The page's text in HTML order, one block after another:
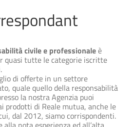
civile e professionaleè
quasi tutte le categorie iscritte
di offerte in un settore
quale quello della responsabilità
la nostra Agenzia puoi
prodotti di Reale mutua, anche le
dal 2012, siamo corrispondenti.